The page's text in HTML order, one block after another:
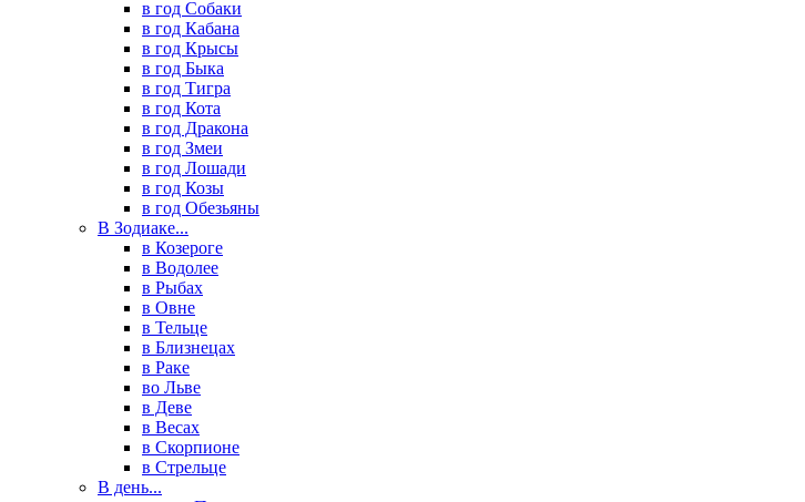
в год Собаки
в год Кабана
в год Крысы
в год Быка
в год Тигра
в год Кота
в год Дракона
в год Змеи
в год Лошади
в год Козы
в год Обезьяны
В Зодиаке...
в Козероге
в Водолее
в Рыбах
в Овне
в Тельце
в Близнецах
в Раке
во Льве
в Деве
в Весах
в Скорпионе
в Стрельце
В день...